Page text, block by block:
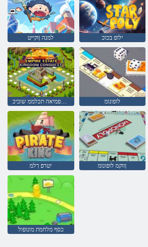
למנה ןוקייט ילופ בכוכ
טייטסא הירפמיאה תכלממ שוביכ לופונומ
יטרפ ךלמ ןווקמ לופונומ
כסף מלחמת מונופול